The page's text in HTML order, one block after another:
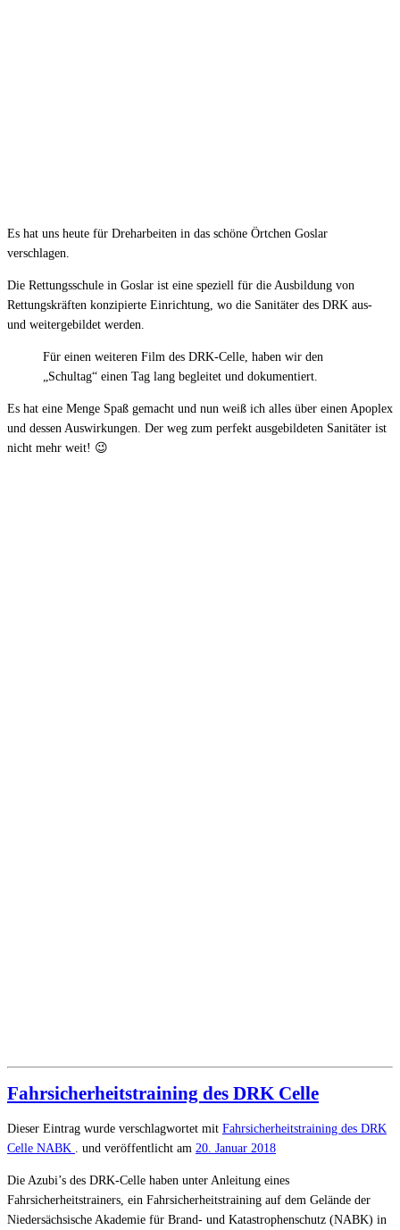
Es hat uns heute für Dreharbeiten in das schöne Örtchen Goslar
verschlagen.
Die Rettungsschule in Goslar ist eine speziell für die Ausbildung von
Rettungskräften konzipierte Einrichtung, wo die Sanitäter des DRK aus-
und weitergebildet werden.
Für einen weiteren Film des DRK-Celle, haben wir den
„Schultag“ einen Tag lang begleitet und dokumentiert.
Es hat eine Menge Spaß gemacht und nun weiß ich alles über einen Apoplex
und dessen Auswirkungen. Der weg zum perfekt ausgebildeten Sanitäter ist
nicht mehr weit! 😉
Fahrsicherheitstraining des DRK Celle
Dieser Eintrag wurde verschlagwortet mit Fahrsicherheitstraining des DRK
Celle NABK . und veröffentlicht am 20. Januar 2018
Die Azubi’s des DRK-Celle haben unter Anleitung eines
Fahrsicherheitstrainers, ein Fahrsicherheitstraining auf dem Gelände der
Niedersächsische Akademie für Brand- und Katastrophenschutz (NABK) in